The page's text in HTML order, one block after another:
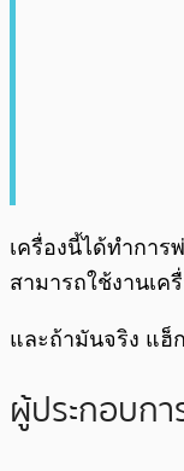
เครื่องนี้ได้ทำกา
สามารถใช้งานเค
และถ้ามันจริง แฮ็
ผู้ประกอบกา